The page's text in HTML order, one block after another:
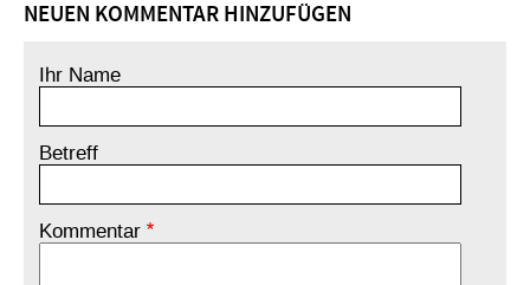
NEUEN KOMMENTAR HINZUFÜGEN
Ihr Name
Betreff
Kommentar